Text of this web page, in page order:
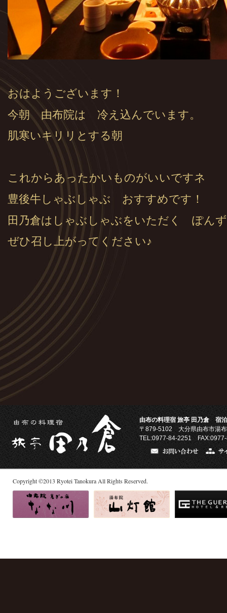
おはようございます！
今朝 由布院は 冷え込んでいます。
肌寒いキリリとする朝
これからあったかいものがいいですネ
豊後牛しゃぶしゃぶ おすすめです！
田乃倉はしゃぶしゃぶをいただく ぽん
ぜひ召し上がってください♪
由布の料理宿 旅亭 田乃倉 宿
〒879-5102 大分県由布市湯
TEL:0977-84-2251
Copyright©2013 Ryotei Tanokura All Rights Reserved.